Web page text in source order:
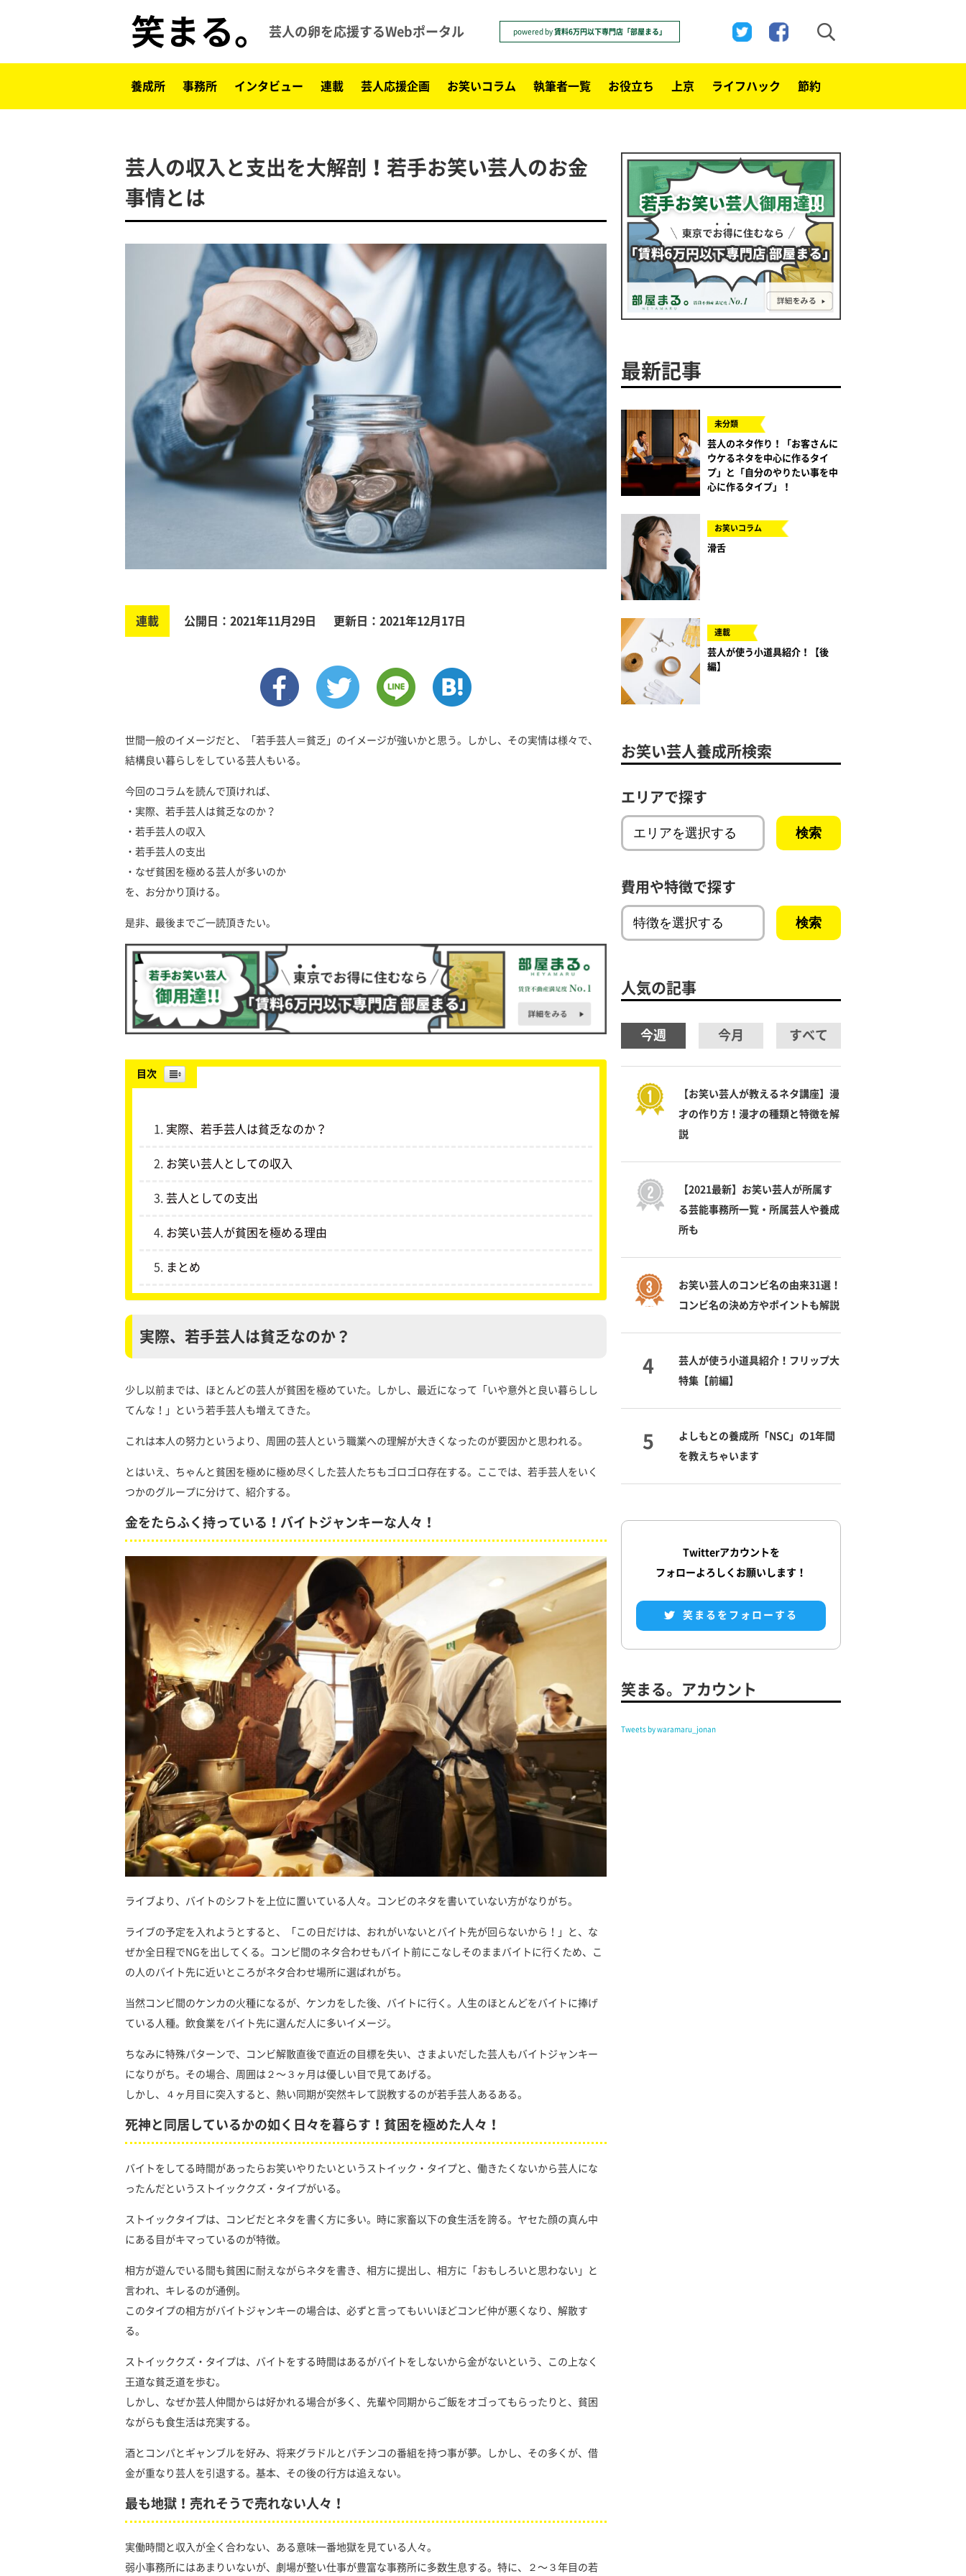
笑まる。 芸人の卵を応援するWebポータル powered by 賃料6万円以下専門店「部屋まる」
養成所 事務所 インタビュー 連載 芸人応援企画 お笑いコラム 執筆者一覧 お役立ち 上京 ライフハック 節約
芸人の収入と支出を大解剖！若手お笑い芸人のお金
事情とは
連載 公開日：2021年11月29日 更新日：2021年12月17日
世間一般のイメージだと、「若手芸人＝貧乏」のイメージが強いかと思う。しかし、その実情は様々で、
結構良い暮らしをしている芸人もいる。
今回のコラムを読んで頂ければ、
・実際、若手芸人は貧乏なのか？
・若手芸人の収入
・若手芸人の支出
・なぜ貧困を極める芸人が多いのか
を、お分かり頂ける。
是非、最後までご一読頂きたい。
目次
実際、若手芸人は貧乏なのか？
お笑い芸人としての収入
芸人としての支出
お笑い芸人が貧困を極める理由
まとめ
実際、若手芸人は貧乏なのか？
少し以前までは、ほとんどの芸人が貧困を極めていた。しかし、最近になって「いや意外と良い暮らしし
てんな！」という若手芸人も増えてきた。
これは本人の努力というより、周囲の芸人という職業への理解が大きくなったのが要因かと思われる。
とはいえ、ちゃんと貧困を極めに極め尽くした芸人たちもゴロゴロ存在する。ここでは、若手芸人をいく
つかのグループに分けて、紹介する。
金をたらふく持っている！バイトジャンキーな人々！
ライブより、バイトのシフトを上位に置いている人々。コンビのネタを書いていない方がなりがち。
ライブの予定を入れようとすると、「この日だけは、おれがいないとバイト先が回らないから！」と、な
ぜか全日程でNGを出してくる。コンビ間のネタ合わせもバイト前にこなしそのままバイトに行くため、こ
の人のバイト先に近いところがネタ合わせ場所に選ばれがち。
当然コンビ間のケンカの火種になるが、ケンカをした後、バイトに行く。人生のほとんどをバイトに捧げ
ている人種。飲食業をバイト先に選んだ人に多いイメージ。
ちなみに特殊パターンで、コンビ解散直後で直近の目標を失い、さまよいだした芸人もバイトジャンキー
になりがち。その場合、周囲は２〜３ヶ月は優しい目で見てあげる。
しかし、４ヶ月目に突入すると、熱い同期が突然キレて説教するのが若手芸人あるある。
死神と同居しているかの如く日々を暮らす！貧困を極めた人々！
バイトをしてる時間があったらお笑いやりたいというストイック・タイプと、働きたくないから芸人にな
ったんだというストイッククズ・タイプがいる。
ストイックタイプは、コンビだとネタを書く方に多い。時に家畜以下の食生活を誇る。ヤセた顔の真ん中
にある目がキマっているのが特徴。
相方が遊んでいる間も貧困に耐えながらネタを書き、相方に提出し、相方に「おもしろいと思わない」と
言われ、キレるのが通例。
このタイプの相方がバイトジャンキーの場合は、必ずと言ってもいいほどコンビ仲が悪くなり、解散す
る。
ストイッククズ・タイプは、バイトをする時間はあるがバイトをしないから金がないという、この上なく
王道な貧乏道を歩む。
しかし、なぜか芸人仲間からは好かれる場合が多く、先輩や同期からご飯をオゴってもらったりと、貧困
ながらも食生活は充実する。
酒とコンパとギャンブルを好み、将来グラドルとパチンコの番組を持つ事が夢。しかし、その多くが、借
金が重なり芸人を引退する。基本、その後の行方は追えない。
最も地獄！売れそうで売れない人々！
実働時間と収入が全く合わない、ある意味一番地獄を見ている人々。
弱小事務所にはあまりいないが、劇場が整い仕事が豊富な事務所に多数生息する。特に、２〜３年目の若
最新記事
未分類
芸人のネタ作り！「お客さんに
ウケるネタを中心に作るタイ
プ」と「自分のやりたい事を中
心に作るタイプ」！
お笑いコラム
滑舌
連載
芸人が使う小道具紹介！【後
編】
お笑い芸人養成所検索
エリアで探す
費用や特徴で探す
人気の記事
今週 今月 すべて
【お笑い芸人が教えるネタ講座】漫
才の作り方！漫才の種類と特徴を解
説
【2021最新】お笑い芸人が所属す
る芸能事務所一覧・所属芸人や養成
所も
お笑い芸人のコンビ名の由来31選！
コンビ名の決め方やポイントも解説
芸人が使う小道具紹介！フリップ大
特集【前編】
よしもとの養成所「NSC」の1年間
を教えちゃいます
Twitterアカウントを
フォローよろしくお願いします！
笑まるをフォローする
笑まる。アカウント
Tweets by waramaru_jonan